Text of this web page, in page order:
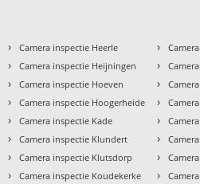
› Camera inspectie Heerle
› Camera inspectie Heijningen
› Camera inspectie Hoeven
› Camera inspectie Hoogerheide
› Camera inspectie Kade
› Camera inspectie Klundert
› Camera inspectie Klutsdorp
› Camera inspectie Koudekerke
›
›
›
›
›
›
›
›